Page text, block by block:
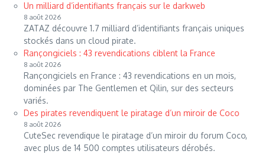
Un milliard d’identifiants français sur le darkweb
8 août 2026
ZATAZ découvre 1.7 milliard d’identifiants français uniques
stockés dans un cloud pirate.
Rançongiciels : 43 revendications ciblent la France
8 août 2026
Rançongiciels en France : 43 revendications en un mois,
dominées par The Gentlemen et Qilin, sur des secteurs
variés.
Des pirates revendiquent le piratage d’un miroir de Coco
8 août 2026
CuteSec revendique le piratage d’un miroir du forum Coco,
avec plus de 14 500 comptes utilisateurs dérobés.